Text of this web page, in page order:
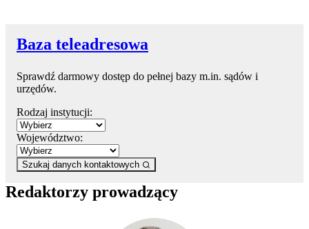
Baza teleadresowa
Sprawdź darmowy dostęp do pełnej bazy m.in. sądów i
urzędów.
Rodzaj instytucji:
Województwo:
Szukaj danych kontaktowych
Redaktorzy prowadzący